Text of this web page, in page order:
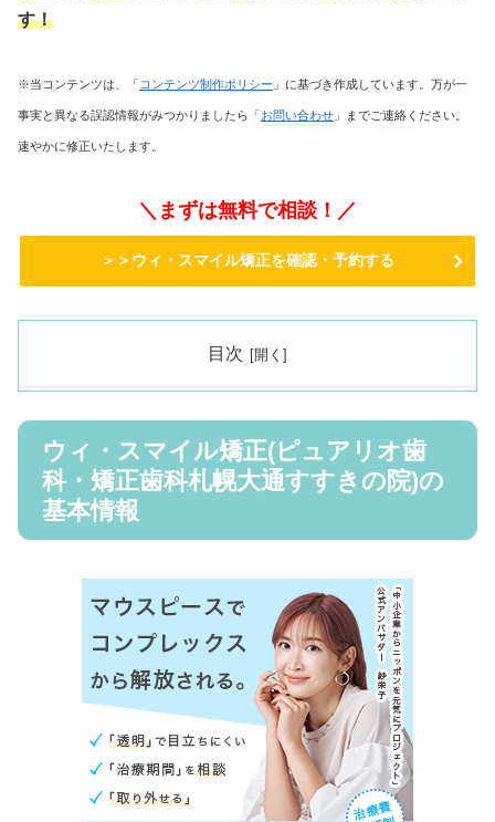
す！
※当コンテンツは、「 コンテンツ制作ポリシー 」に基づき作成しています。万が一
事実と異なる誤認情報がみつかりましたら「 お問い合わせ 」までご連絡ください。
速やかに修正いたします。
＼まずは無料で相談！／
＞＞ウィ・スマイル矯正を確認・予約する
目次
ウィ・スマイル矯正(ピュアリオ歯
科・矯正歯科札幌大通すすきの院)の
基本情報